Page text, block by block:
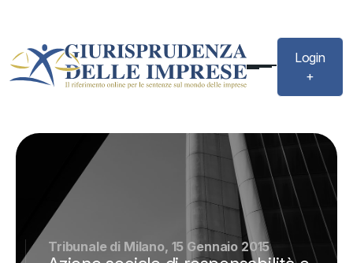
Login
+
Tribunale di Milano, 15 Gennaio 2015